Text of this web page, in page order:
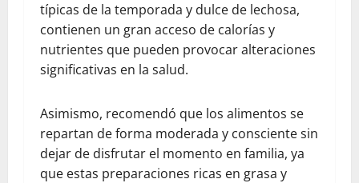
típicas de la temporada y dulce de lechosa,
contienen un gran acceso de calorías y
nutrientes que pueden provocar alteraciones
significativas en la salud.
Asimismo, recomendó que los alimentos se
repartan de forma moderada y consciente sin
dejar de disfrutar el momento en familia, ya
que estas preparaciones ricas en grasa y